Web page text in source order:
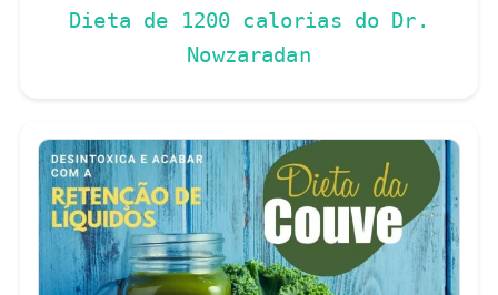
Dieta de 1200 calorias do Dr.
Nowzaradan